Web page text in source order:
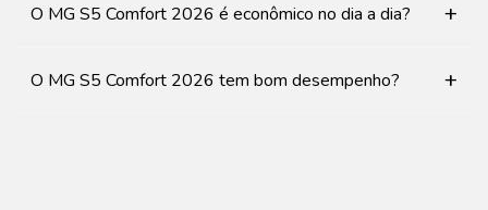
O MG S5 Comfort 2026 é econômico no dia a dia? +
O MG S5 Comfort 2026 tem bom desempenho? +